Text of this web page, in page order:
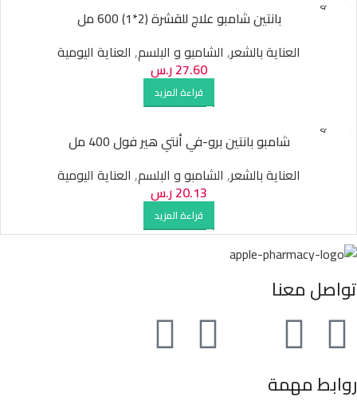
SOLD O
بانتين شامبو علاج للقشرة (2*1) 600 مل
العناية بالشعر, الشامبو و البلسم, العناية اليومية
27.60ر.س
قراءة المزيد
SOLD O
شامبو بانتين برو-في أنتي هير فول 400 مل
العناية بالشعر, الشامبو و البلسم, العناية اليومية
20.13ر.س
قراءة المزيد
تواصل معنا
روابط مهمة